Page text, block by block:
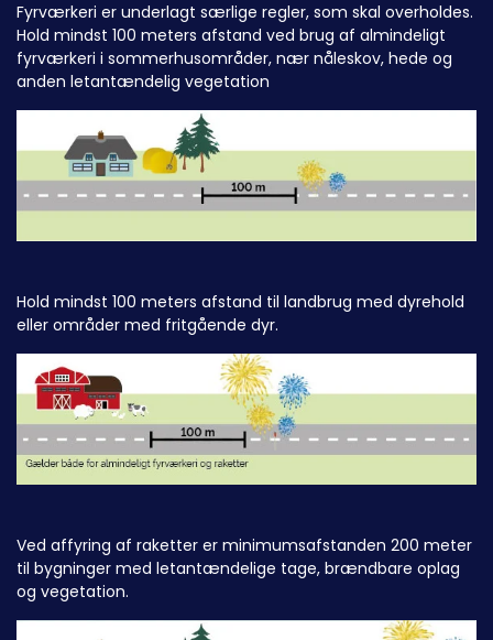
Fyrværkeri er underlagt særlige regler, som skal overholdes.
Hold mindst 100 meters afstand ved brug af almindeligt
fyrværkeri i sommerhusområder, nær nåleskov, hede og
anden letantændelig vegetation
Hold mindst 100 meters afstand til landbrug med dyrehold
eller områder med fritgående dyr.
Ved affyring af raketter er minimumsafstanden 200 meter
til bygninger med letantændelige tage, brændbare oplag
og vegetation.